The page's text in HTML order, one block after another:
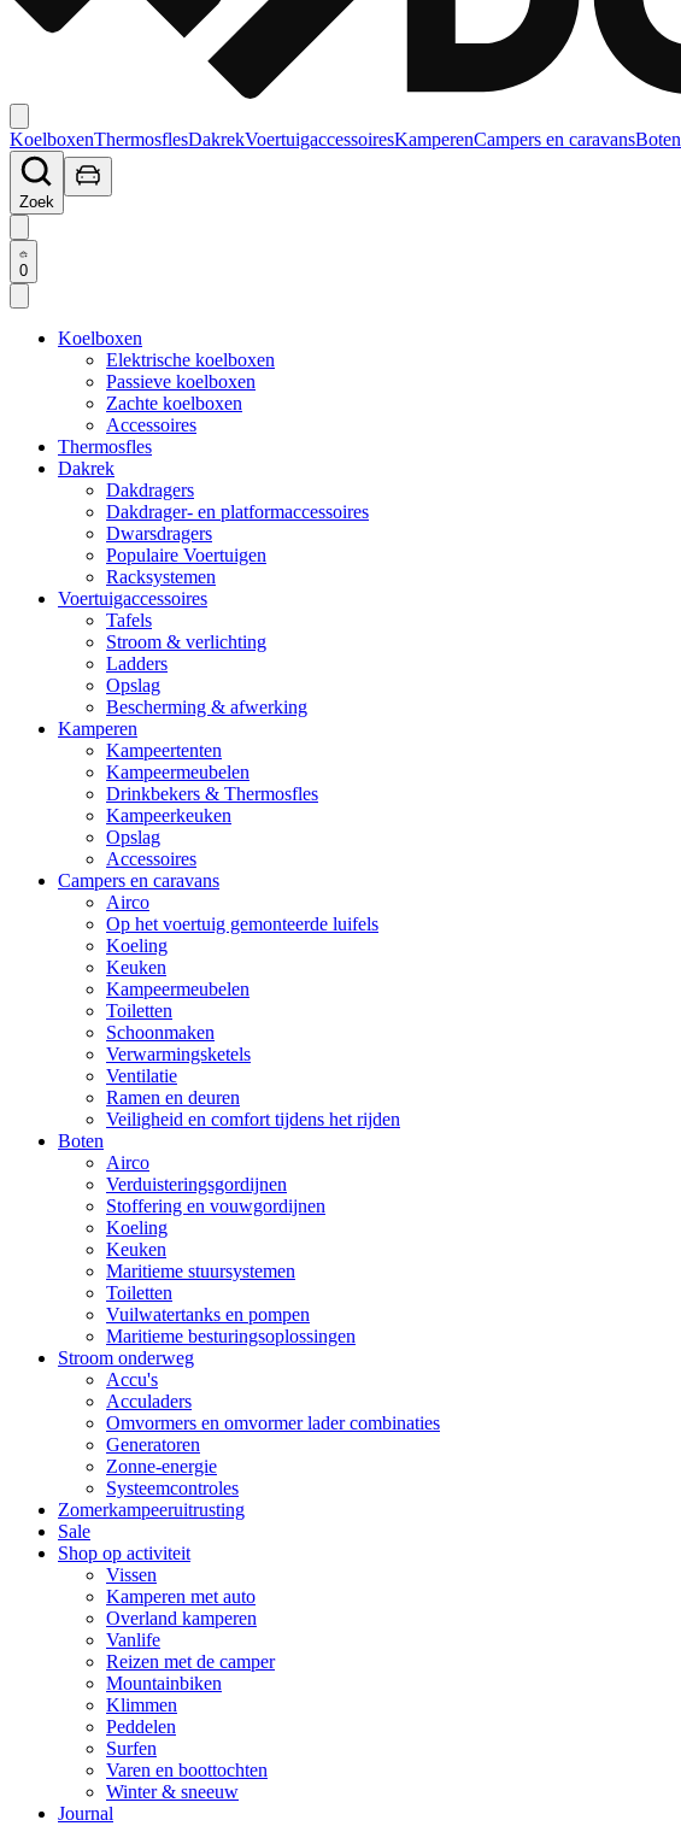
KoelboxenThermosflesDakrekVoertuigaccessoiresKamperenCampers en caravansBoten
Zoek
0
Koelboxen
Elektrische koelboxen
Passieve koelboxen
Zachte koelboxen
Accessoires
Thermosfles
Dakrek
Dakdragers
Dakdrager- en platformaccessoires
Dwarsdragers
Populaire Voertuigen
Racksystemen
Voertuigaccessoires
Tafels
Stroom & verlichting
Ladders
Opslag
Bescherming & afwerking
Kamperen
Kampeertenten
Kampeermeubelen
Drinkbekers & Thermosfles
Kampeerkeuken
Opslag
Accessoires
Campers en caravans
Airco
Op het voertuig gemonteerde luifels
Koeling
Keuken
Kampeermeubelen
Toiletten
Schoonmaken
Verwarmingsketels
Ventilatie
Ramen en deuren
Veiligheid en comfort tijdens het rijden
Boten
Airco
Verduisteringsgordijnen
Stoffering en vouwgordijnen
Koeling
Keuken
Maritieme stuursystemen
Toiletten
Vuilwatertanks en pompen
Maritieme besturingsoplossingen
Stroom onderweg
Accu's
Acculaders
Omvormers en omvormer lader combinaties
Generatoren
Zonne-energie
Systeemcontroles
Zomerkampeeruitrusting
Sale
Shop op activiteit
Vissen
Kamperen met auto
Overland kamperen
Vanlife
Reizen met de camper
Mountainbiken
Klimmen
Peddelen
Surfen
Varen en boottochten
Winter & sneeuw
Journal